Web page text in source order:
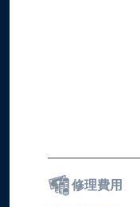
修理費用